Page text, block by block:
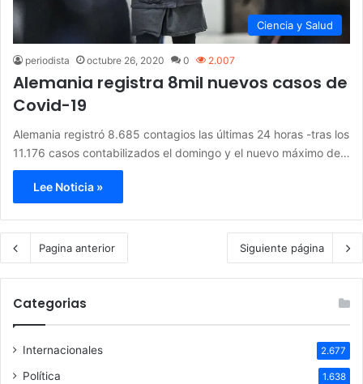
Ciencia y Salud
periodista octubre 26, 2020 0 2.007
Alemania registra 8mil nuevos casos de
Covid-19
Alemania registró 8.685 contagios las últimas 24 horas -tras los
11.176 casos contabilizados el domingo y el nuevo máximo de…
Lee Noticia »
Pagina anterior Siguiente página
Categorias
Internacionales 2.677
Política 1.638